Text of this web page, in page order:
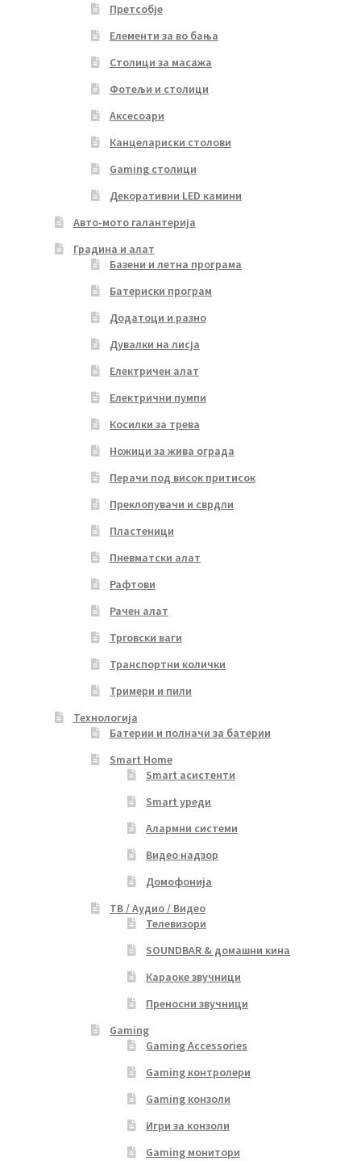
Претсобје
Елементи за во бања
Столици за масажа
Фотељи и столици
Аксесоари
Канцелариски столови
Gaming столици
Декоративни LED камини
Авто-мото галантерија
Градина и алат
Базени и летна програма
Батериски програм
Додатоци и разно
Дувалки на лисја
Електричен алат
Електрични пумпи
Косилки за трева
Ножици за жива ограда
Перачи под висок притисок
Преклопувачи и сврдли
Пластеници
Пневматски алат
Рафтови
Рачен алат
Трговски ваги
Транспортни колички
Тримери и пили
Технологија
Батерии и полначи за батерии
Smart Home
Smart асистенти
Smart уреди
Алармни системи
Видео надзор
Домофонија
ТВ / Аудио / Видео
Телевизори
SOUNDBAR & домашни кина
Караоке звучници
Преносни звучници
Gaming
Gaming Accessories
Gaming контролери
Gaming конзоли
Игри за конзоли
Gaming монитори